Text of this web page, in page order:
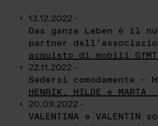
13.12.2022 -
Das ganze Leben è il
partner
acquisto di mobili
22.11.2022 -
Sedersi comodamente –
HENRIK, HILDE e MARTA
20.09.2022 -
VALENTINA e VALENTIN